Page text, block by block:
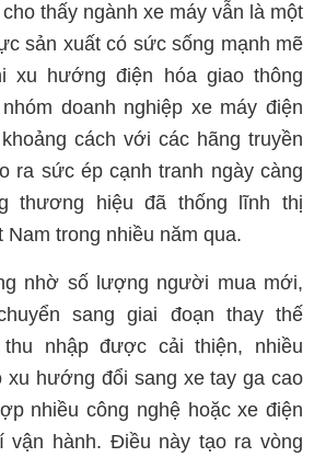
thấy ngành xe máy vẫn là một
sản xuất có sức sống mạnh mẽ
xu hướng điện hóa giao thông
doanh nghiệp xe máy điện
cách với các hãng truyền
ra sức ép cạnh tranh ngày càng
thương hiệu đã thống lĩnh thị
trong nhiều năm qua.
nhờ số lượng người mua mới,
sang giai đoạn thay thế
nhập được cải thiện, nhiều
xu hướng đổi sang xe tay ga cao
nhiều công nghệ hoặc xe điện
vận hành. Điều này tạo ra vòng